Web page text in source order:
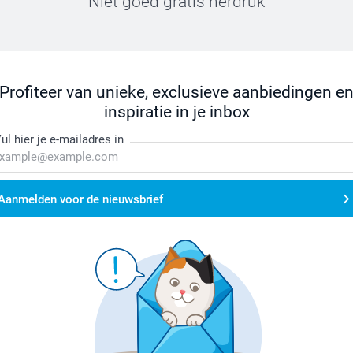
Profiteer van unieke, exclusieve aanbiedingen en
inspiratie in je inbox
hier je e-mailadres in
voor de nieuwsbrief